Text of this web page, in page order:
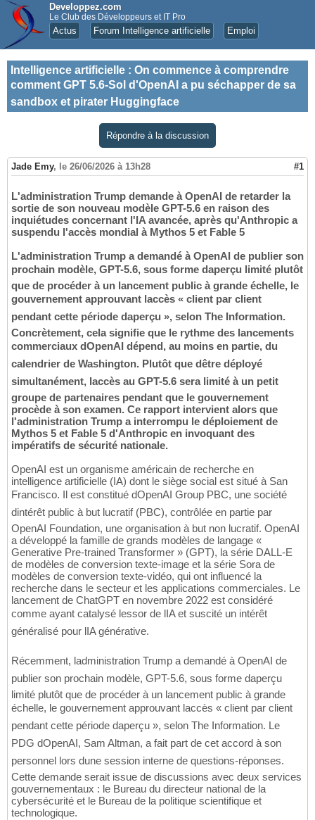
Developpez.com
Le Club des Développeurs et IT Pro
Actus Forum Intelligence artificielle Emploi
Intelligence artificielle : On commence à comprendre
comment GPT 5.6-Sol d'OpenAI a pu séchapper de sa
sandbox et pirater Huggingface
Répondre à la discussion
Jade Emy, le 26/06/2026 à 13h28 #1
L'administration Trump demande à OpenAI de retarder la
sortie de son nouveau modèle GPT-5.6 en raison des
inquiétudes concernant l'IA avancée, après qu'Anthropic a
suspendu l'accès mondial à Mythos 5 et Fable 5
L'administration Trump a demandé à OpenAI de publier son
prochain modèle, GPT-5.6, sous forme daperçu limité plutôt
que de procéder à un lancement public à grande échelle, le
gouvernement approuvant laccès « client par client
pendant cette période daperçu », selon The Information.
Concrètement, cela signifie que le rythme des lancements
commerciaux dOpenAI dépend, au moins en partie, du
calendrier de Washington. Plutôt que dêtre déployé
simultanément, laccès au GPT-5.6 sera limité à un petit
groupe de partenaires pendant que le gouvernement
procède à son examen. Ce rapport intervient alors que
l'administration Trump a interrompu le déploiement de
Mythos 5 et Fable 5 d'Anthropic en invoquant des
impératifs de sécurité nationale.
OpenAI est un organisme américain de recherche en
intelligence artificielle (IA) dont le siège social est situé à San
Francisco. Il est constitué dOpenAI Group PBC, une société
dintérêt public à but lucratif (PBC), contrôlée en partie par
OpenAI Foundation, une organisation à but non lucratif. OpenAI
a développé la famille de grands modèles de langage «
Generative Pre-trained Transformer » (GPT), la série DALL-E
de modèles de conversion texte-image et la série Sora de
modèles de conversion texte-vidéo, qui ont influencé la
recherche dans le secteur et les applications commerciales. Le
lancement de ChatGPT en novembre 2022 est considéré
comme ayant catalysé lessor de lIA et suscité un intérêt
généralisé pour lIA générative.
Récemment, ladministration Trump a demandé à OpenAI de
publier son prochain modèle, GPT-5.6, sous forme daperçu
limité plutôt que de procéder à un lancement public à grande
échelle, le gouvernement approuvant laccès « client par client
pendant cette période daperçu », selon The Information. Le
PDG dOpenAI, Sam Altman, a fait part de cet accord à son
personnel lors dune session interne de questions-réponses.
Cette demande serait issue de discussions avec deux services
gouvernementaux : le Bureau du directeur national de la
cybersécurité et le Bureau de la politique scientifique et
technologique.